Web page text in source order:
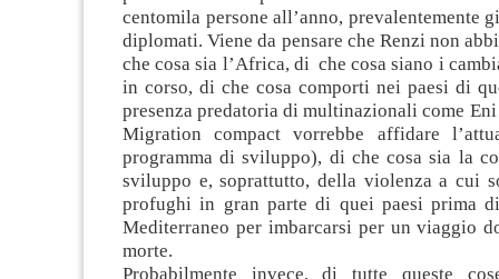
centomila persone all’anno, prevalentemente
diplomati. Viene da pensare che Renzi non
che cosa sia l’Africa, di che cosa siano i
in corso, di che cosa comporti nei paesi di
presenza predatoria di multinazionali come
Migration compact vorrebbe affidare
programma di sviluppo), di che cosa sia la
sviluppo e, soprattutto, della violenza a cui
profughi in gran parte di quei paesi prima
Mediterraneo per imbarcarsi per un viaggio
morte.
Probabilmente invece, di tutte queste